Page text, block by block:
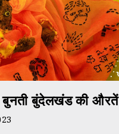
बुंदेलखंड की औरतें